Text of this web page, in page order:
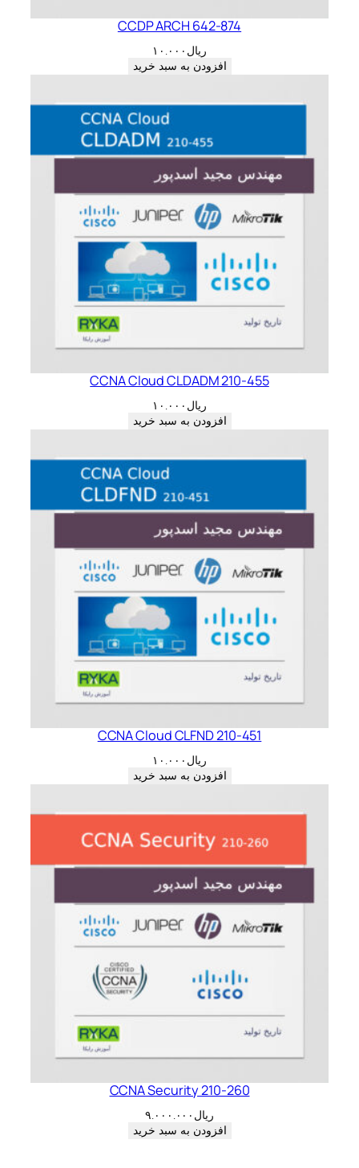
CCDP ARCH 642-874
ریال ۱۰.۰۰۰
افزودن به سبد خرید
CCNA Cloud CLDADM 210-455
ریال ۱۰.۰۰۰
افزودن به سبد خرید
CCNA Cloud CLFND 210-451
ریال ۱۰.۰۰۰
افزودن به سبد خرید
CCNA Security 210-260
ریال ۹.۰۰۰.۰۰۰
افزودن به سبد خرید